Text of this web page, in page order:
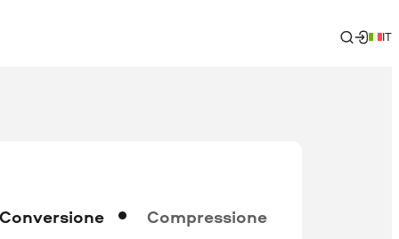
IT
Conversione Compressione